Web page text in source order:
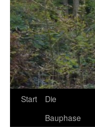
Start
Die
Bauphase